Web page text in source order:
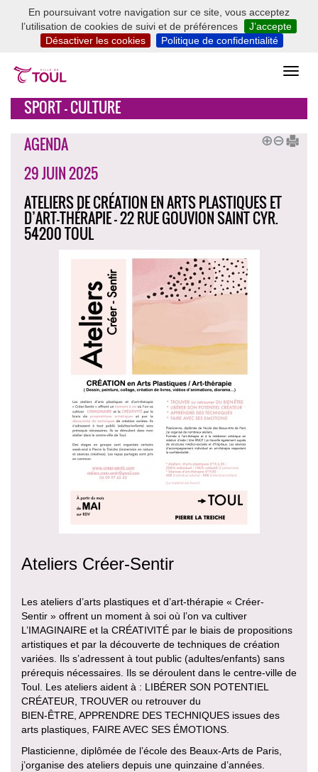
En poursuivant votre navigation sur ce site, vous acceptez
l’utilisation de cookies de suivi et de préférences
J’accepte
Désactiver les cookies
Politique de confidentialité
SPORT - CULTURE
AGENDA
29 JUIN 2025
ATELIERS DE CRÉATION EN ARTS PLASTIQUES ET
D’ART-THÉRAPIE - 22 RUE GOUVION SAINT CYR.
54200 TOUL
Ateliers Créer-Sentir
Les ateliers d’arts plastiques et d’art-thérapie « Créer-
Sentir » offrent un moment à soi où l’on va cultiver
L’IMAGINAIRE et la CRÉATIVITÉ par le biais de propositions
artistiques et par la découverte de techniques de création
variées. Ils s’adressent à tout public (adultes/enfants) sans
prérequis nécessaires. Ils se déroulent dans le centre-ville de
Toul. Les ateliers aident à : LIBÉRER SON POTENTIEL
CRÉATEUR, TROUVER ou retrouver du
BIEN-ÊTRE, APPRENDRE DES TECHNIQUES issues des
arts plastiques, FAIRE AVEC SES ÉMOTIONS.
Plasticienne, diplômée de l’école des Beaux-Arts de Paris,
j’organise des ateliers depuis une quinzaine d’années.